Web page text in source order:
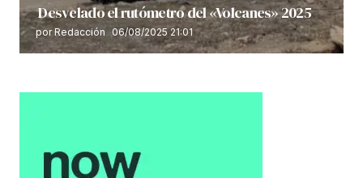
Desvelado el rutómetro del «Volcanes» 2025
por Redacción 06/08/2025 21:01